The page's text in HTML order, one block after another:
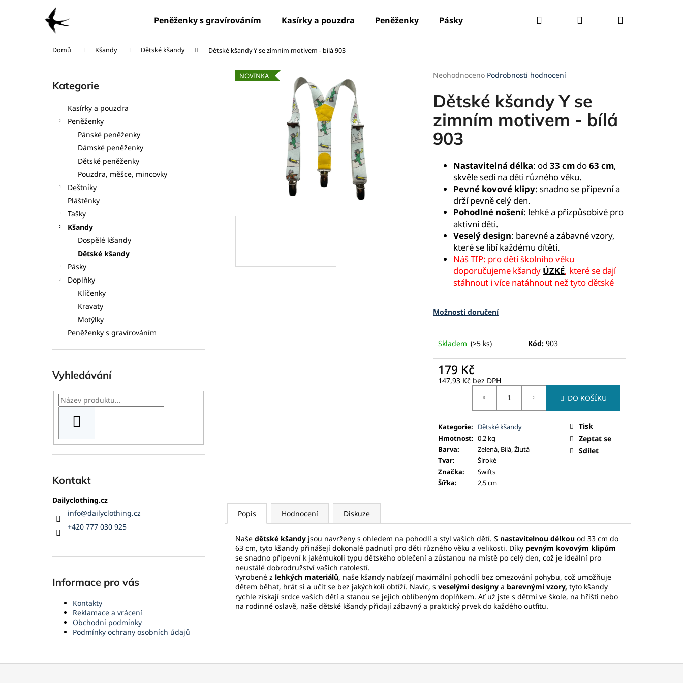
Peněženky s gravírováním Kasírky a pouzdra Peněženky Pásky Kšandy Deštníky
Hledat PřihlášeníNákupní
Domů Kšandy Dětské kšandy Dětské kšandy Y se zimním motivem - bílá 903
Přeskočit
kategorie
Kategorie
Kasírky a pouzdra
Peněženky
Pánské peněženky
Dámské peněženky
Dětské peněženky
Pouzdra, měšce, mincovky
Deštníky
Pláštěnky
Tašky
Kšandy
Dospělé kšandy
Dětské kšandy
Pásky
Doplňky
Klíčenky
Kravaty
Motýlky
Peněženky s gravírováním
Vyhledávání
Kontakt
Dailyclothing.cz
info@dailyclothing.cz
+420 777 030 925
Informace pro vás
Kontakty
Reklamace a vrácení
Obchodní podmínky
Podmínky ochrany osobních údajů
Průměrné
produktu
je
z
5
hvězdiček.
Neohodnoceno Podrobnosti hodnocení
Dětské kšandy Y se
zimním motivem - bílá
903
Nastavitelná délka: od 33 cm do63 cm,
skvěle sedí na děti různého věku.
Pevné kovové klipy: snadno se připevní a
drží pevně celý den.
Pohodlné nošení: lehké a přizpůsobivé pro
aktivní děti.
Veselý design: barevné a zábavné vzory,
které se líbí každému dítěti.
Náš TIP: pro děti školního věku
doporučujeme kšandy ÚZKÉ, které se dají
stáhnout i více natáhnout než tyto dětské
Možnosti doručení
Skladem (>5 ks) Kód: 903
179 Kč
147,93 Kč bez DPH
DO KOŠÍKU
Kategorie:
Dětské kšandy
Hmotnost: 0.2 kg
Barva:
Zelená, Bílá, Žlutá
Tvar:
Široké
Značka:
Swifts
Šířka: 2,5 cm
Tisk
Zeptat se
Sdílet
NOVINKA
Popis Hodnocení Diskuze
Naše dětské kšandy jsou navrženy s ohledem na pohodlí a styl vašich dětí. S nastavitelnou délkou od 33 cm do
63 cm, tyto kšandy přinášejí dokonalé padnutí pro děti různého věku a velikosti. Díky pevným kovovým klipům
se snadno připevní k jakémukoli typu dětského oblečení a zůstanou na místě po celý den, což je ideální pro
neustálé dobrodružství vašich ratolestí.
Vyrobené z lehkých materiálů, naše kšandy nabízejí maximální pohodlí bez omezování pohybu, což umožňuje
dětem běhat, hrát si a učit se bez jakýchkoli obtíží. Navíc, s veselými designy a barevnými vzory, tyto kšandy
rychle získají srdce vašich dětí a stanou se jejich oblíbeným doplňkem. Ať už jste s dětmi ve škole, na hřišti nebo
na rodinné oslavě, naše dětské kšandy přidají zábavný a praktický prvek do každého outfitu.
Zpět
Zpět
Co potřebujete najít?
Doporučujeme